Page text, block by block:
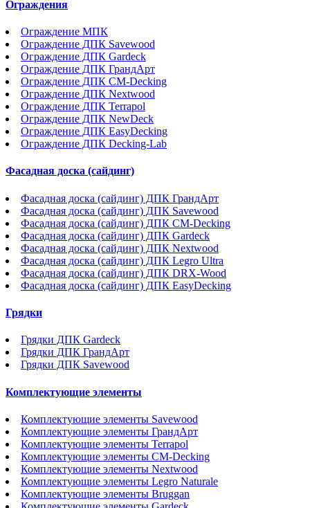
Ограждения
Ограждение МПК
Ограждение ДПК Savewood
Ограждение ДПК Gardeck
Ограждение ДПК ГрандАрт
Ограждение ДПК CM-Decking
Ограждение ДПК Nextwood
Ограждение ДПК Terrapol
Ограждение ДПК NewDeck
Ограждение ДПК EasyDecking
Ограждение ДПК Decking-Lab
Фасадная доска (сайдинг)
Фасадная доска (сайдинг) ДПК ГрандАрт
Фасадная доска (сайдинг) ДПК Savewood
Фасадная доска (сайдинг) ДПК CM-Decking
Фасадная доска (сайдинг) ДПК Gardeck
Фасадная доска (сайдинг) ДПК Nextwood
Фасадная доска (сайдинг) ДПК Legro Ultra
Фасадная доска (сайдинг) ДПК DRX-Wood
Фасадная доска (сайдинг) ДПК EasyDecking
Грядки
Грядки ДПК Gardeck
Грядки ДПК ГрандАрт
Грядки ДПК Savewood
Комплектующие элементы
Комплектующие элементы Savewood
Комплектующие элементы ГрандАрт
Комплектующие элементы Terrapol
Комплектующие элементы CM-Decking
Комплектующие элементы Nextwood
Комплектующие элементы Legro Naturale
Комплектующие элементы Bruggan